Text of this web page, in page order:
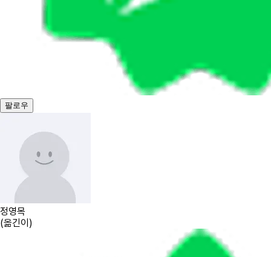
팔로우
정영목
(옮긴이 )